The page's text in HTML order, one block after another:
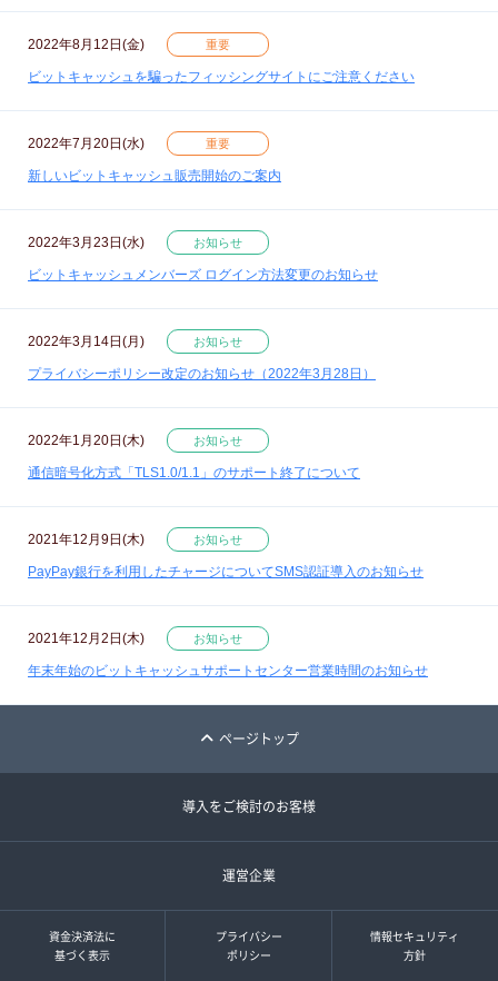
2022年8月12日(金) 重要
ビットキャッシュを騙ったフィッシングサイトにご注意ください
2022年7月20日(水) 重要
新しいビットキャッシュ販売開始のご案内
2022年3月23日(水) お知らせ
ビットキャッシュメンバーズ ログイン方法変更のお知らせ
2022年3月14日(月) お知らせ
プライバシーポリシー改定のお知らせ（2022年3月28日）
2022年1月20日(木) お知らせ
通信暗号化方式「TLS1.0/1.1」のサポート終了について
2021年12月9日(木) お知らせ
PayPay銀行を利用したチャージについてSMS認証導入のお知らせ
2021年12月2日(木) お知らせ
年末年始のビットキャッシュサポートセンター営業時間のお知らせ
ページトップ
導入をご検討のお客様
運営企業
資金決済法に
基づく表示
プライバシー
ポリシー
情報セキュリティ
方針